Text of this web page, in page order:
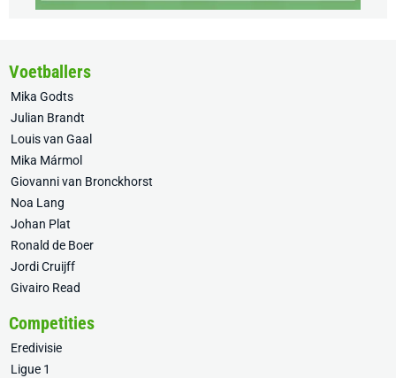
Voetballers
Mika Godts
Julian Brandt
Louis van Gaal
Mika Mármol
Giovanni van Bronckhorst
Noa Lang
Johan Plat
Ronald de Boer
Jordi Cruijff
Givairo Read
Competities
Eredivisie
Ligue 1